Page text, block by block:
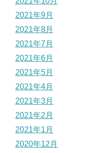
2021年9月
2021年8月
2021年7月
2021年6月
2021年5月
2021年4月
2021年3月
2021年2月
2021年1月
2020年12月